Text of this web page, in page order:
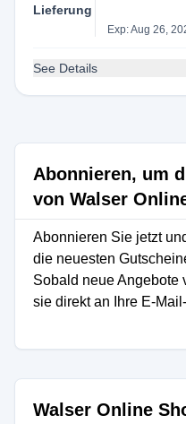
Lieferung
Exp: Aug 26,
See Details
Abonnieren, um
von Walser
Abonnieren Sie jetzt
die neuesten
Sobald neue Angebote
sie direkt an Ihre E-
Walser Online